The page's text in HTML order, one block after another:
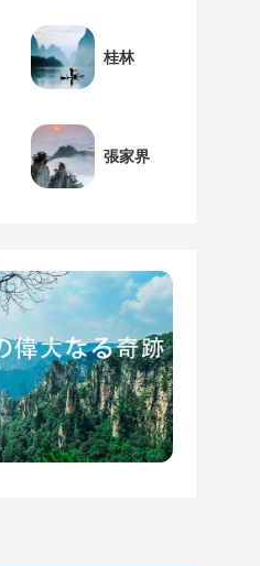
桂林
張家界